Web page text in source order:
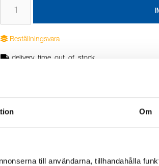
Om
till användarna, tillhandahålla
Beställningsvara
delivery_time_out_of_stock